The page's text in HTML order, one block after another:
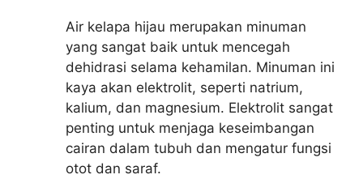
Air kelapa hijau merupakan minuman
yang sangat baik untuk mencegah
dehidrasi selama kehamilan. Minuman ini
kaya akan elektrolit, seperti natrium,
kalium, dan magnesium. Elektrolit sangat
penting untuk menjaga keseimbangan
cairan dalam tubuh dan mengatur fungsi
otot dan saraf.